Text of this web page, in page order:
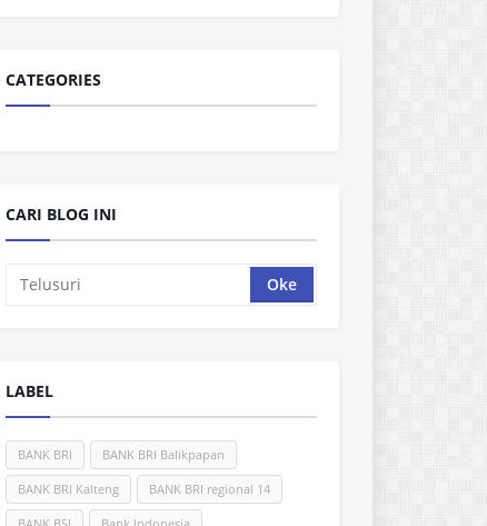
CATEGORIES
CARI BLOG INI
LABEL
BANK BRI BANK BRI Balikpapan
BANK BRI Kalteng BANK BRI regional 14